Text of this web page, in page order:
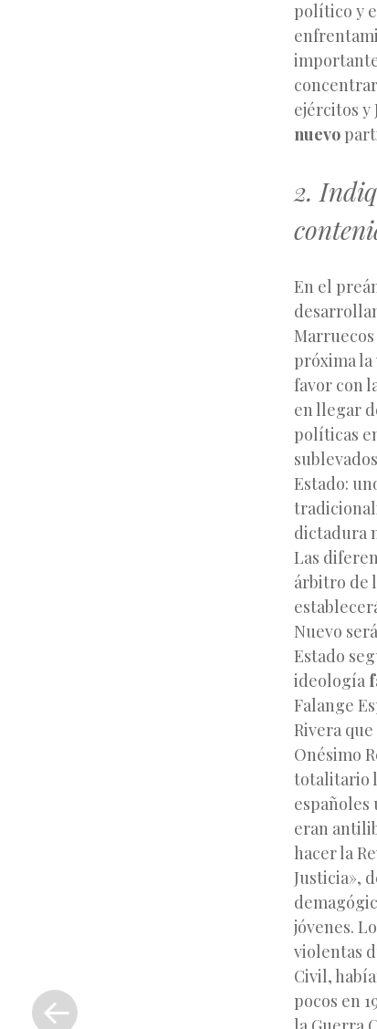
político y
ejércitos y
nuevo
2.
En el
Marruecos
próxima la
favor con
en llegar
políticas
Estado:
dictadura
Las
árbitro de
Nuevo
Estado
ideología
Falange
Rivera
Onésimo
totalitario
españoles
eran
hacer la
Justicia»,
jóvenes.
violentas
Civil,
pocos en
Entrada
anterior